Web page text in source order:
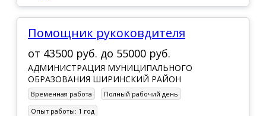
помощник рукоковдителя
от 43500 руб. до 55000 руб.
АДМИНИСТРАЦИЯ МУНИЦИПАЛЬНОГО
ОБРАЗОВАНИЯ ШИРИНСКИЙ РАЙОН
Временная работа
Полный рабочий день
Опыт работы: 1 год